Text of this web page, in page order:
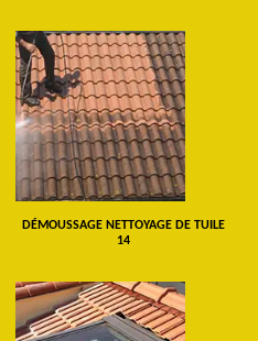
DÉMOUSSAGE NETTOYAGE DE TUILE
14